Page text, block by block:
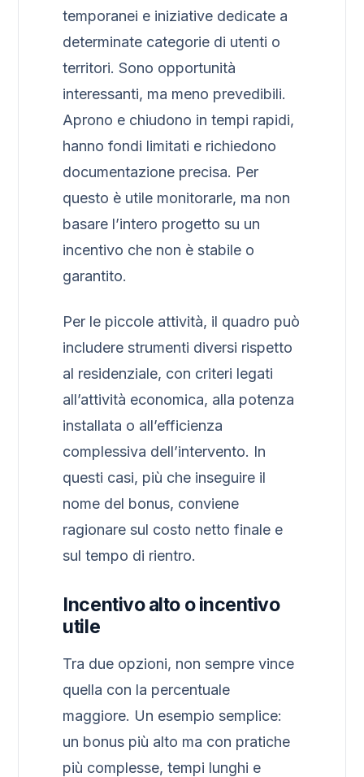
temporanei e iniziative dedicate a
determinate categorie di utenti o
territori. Sono opportunità
interessanti, ma meno prevedibili.
Aprono e chiudono in tempi rapidi,
hanno fondi limitati e richiedono
documentazione precisa. Per
questo è utile monitorarle, ma non
basare l’intero progetto su un
incentivo che non è stabile o
garantito.
Per le piccole attività, il quadro può
includere strumenti diversi rispetto
al residenziale, con criteri legati
all’attività economica, alla potenza
installata o all’efficienza
complessiva dell’intervento. In
questi casi, più che inseguire il
nome del bonus, conviene
ragionare sul costo netto finale e
sul tempo di rientro.
Incentivo alto o incentivo
utile
Tra due opzioni, non sempre vince
quella con la percentuale
maggiore. Un esempio semplice:
un bonus più alto ma con pratiche
più complesse, tempi lunghi e